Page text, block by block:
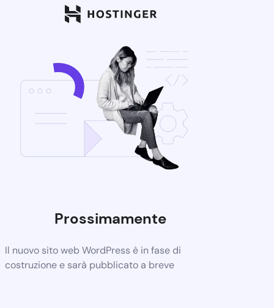
Prossimamente
Il nuovo sito web WordPress è in fase di
costruzione e sarà pubblicato a breve